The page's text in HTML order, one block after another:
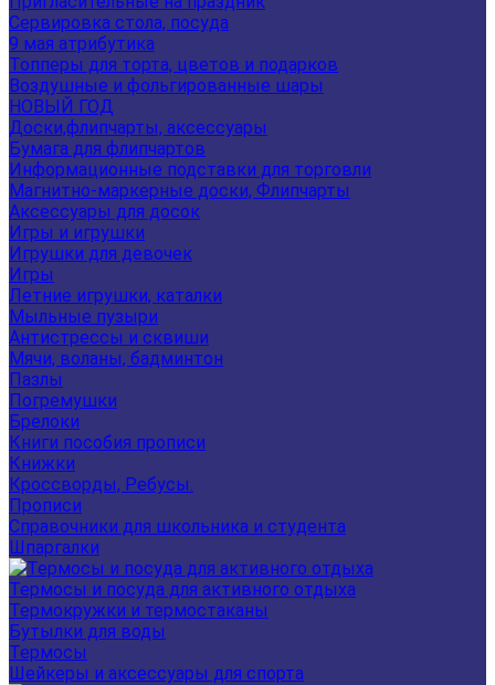
Сервировка стола, посуда
9 мая атрибутика
Топперы для торта, цветов и подарков
Воздушные и фольгированные шары
НОВЫЙ ГОД
Доски,флипчарты, аксессуары
Бумага для флипчартов
Информационные подставки для торговли
Магнитно-маркерные доски, Флипчарты
Аксессуары для досок
Игры и игрушки
Игрушки для девочек
Игры
Летние игрушки, каталки
Мыльные пузыри
Антистрессы и сквиши
Мячи, воланы, бадминтон
Пазлы
Погремушки
Брелоки
Книги пособия прописи
Книжки
Кроссворды, Ребусы.
Прописи
Справочники для школьника и студента
Шпаргалки
Термосы и посуда для активного отдыха
Термокружки и термостаканы
Бутылки для воды
Термосы
Шейкеры и аксессуары для спорта